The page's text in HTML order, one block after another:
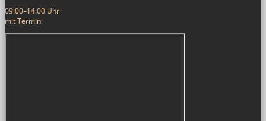
09:00–14:00 Uhr
mit Termin